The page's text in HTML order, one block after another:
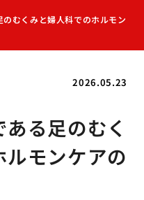
むくみと婦人科でのホルモン
2026.05.23
る足のむく
モンケアの